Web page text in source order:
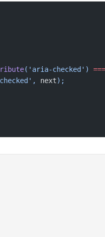
('aria-checked') ===
next);